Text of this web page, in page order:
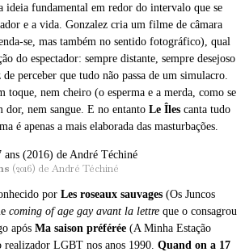
fundamental em redor do intervalo que se
e a vida. Gonzalez cria um filme de câmara
se, mas também no sentido fotográfico), qual
do espectador: sempre distante, sempre desejoso
perceber que tudo não passa de um simulacro.
toque, nem cheiro (o esperma e a merda, como se
dor, nem sangue. E no entanto Le Îles canta tudo
é apenas a mais elaborada das masturbações.
(2016) de André Téchiné
por Les roseaux sauvages (Os Juncos
coming of age gay avant la lettre que o consagrou
após Ma saison préférée (A Minha Estação
LGBT nos anos 1990. Quand on a 17